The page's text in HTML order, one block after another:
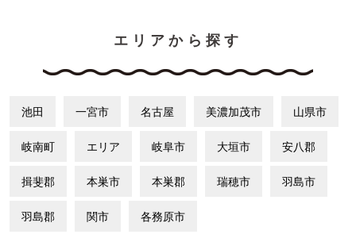
エリアから探す
池田 一宮市 名古屋 美濃加茂市 山県市
岐南町 エリア 岐阜市 大垣市 安八郡
揖斐郡 本巣市 本巣郡 瑞穂市 羽島市
羽島郡 関市 各務原市